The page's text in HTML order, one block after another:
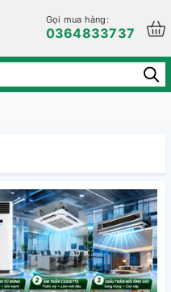
Gọi mua hàng:
0364833737